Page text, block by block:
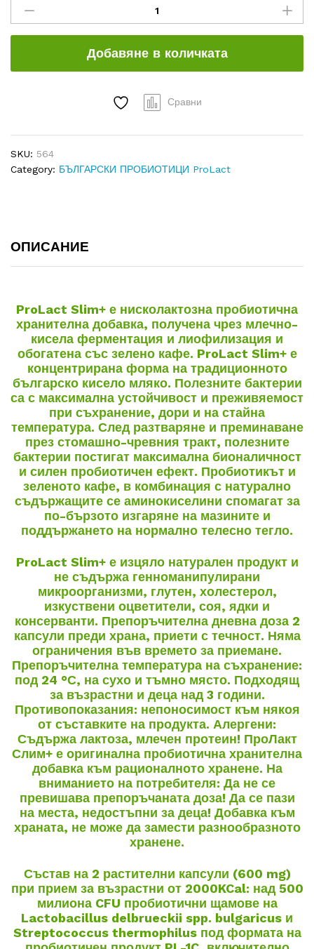
SLIM+
60
капсули
Добавяне в количката
Сравни
SKU: 564
Category: БЪЛГАРСКИ ПРОБИОТИЦИ ProLact
ОПИСАНИЕ
ProLact Slim+ е нисколактозна пробиотична
хранителна добавка, получена чрез млечно-
кисела ферментация и лиофилизация и
обогатена със зелено кафе. ProLact Slim+е
концентрирана форма на традиционното
българско кисело мляко. Полезните бактерии
са с максимална устойчивост и преживяемост
при съхранение, дори и на стайна
температура. След разтваряне и преминаване
през стомашно-чревния тракт, полезните
бактерии постигат максимална бионаличност
и силен пробиотичен ефект. Пробиотикът и
зеленото кафе, в комбинация с натурално
съдържащите се аминокиселини спомагат за
по-бързото изгаряне на мазините и
поддържането на нормално телесно тегло.
ProLact Slim+е изцяло натурален продукт и
не съдържа генноманипулирани
микроорганизми, глутен, холестерол,
изкуствени оцветители, соя, ядки и
консерванти. Препоръчителна дневна доза 2
капсули преди храна, приети с течност. Няма
ограничения във времето за приемане.
Препоръчителна температура на съхранение:
под 24 °С, на сухо и тъмно място. Подходящ
за възрастни и деца над 3 години.
Противопоказания: непоносимост към някоя
от съставките на продукта. Алергени:
Съдържа лактоза, млечен протеин! ПроЛакт
Слим+ е оригинална пробиотична хранителна
добавка към рационалното хранене. На
вниманието на потребителя: Да не се
превишава препоръчаната доза! Да се пази
на места, недостъпни за деца! Добавка към
храната, не може да замести разнообразното
хранене.
Състав на 2 растителни капсули (600 mg)
при прием за възрастни от 2000KCal: над 500
милиона CFU пробиотични щамове на
Lactobacillus delbrueckii spp. bulgaricus и
Streptococcus thermophilus под формата на